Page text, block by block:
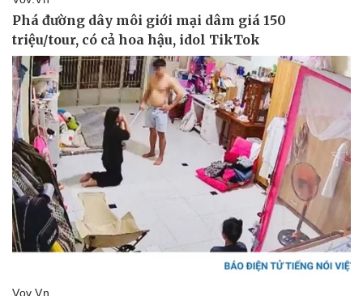
Pháp luật
Vụ án
Tin nóng
Tư vấn luật
Quân sự - Quốc phòng
Vũ khí
Việt Nam
Phân tích